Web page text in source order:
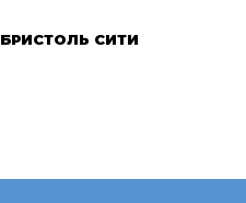
БРИСТОЛЬ СИТИ